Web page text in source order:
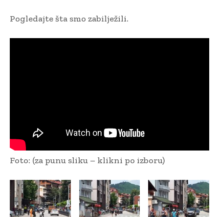
Pogledajte šta smo zabilježili.
Foto: (za punu sliku – klikni po izboru)